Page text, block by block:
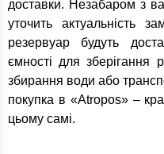
доставки. Незабаром з
уточить актуальність
резервуар будуть
ємності для зберігання
збирання води або
покупка в «Atropos» –
цьому самі.